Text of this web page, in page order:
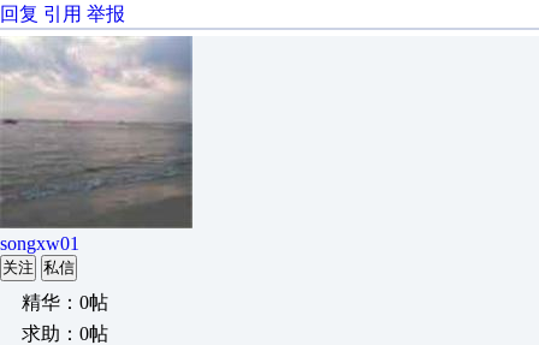
回复 引用 举报
songxw01
关注 私信
精华：0帖
求助：0帖